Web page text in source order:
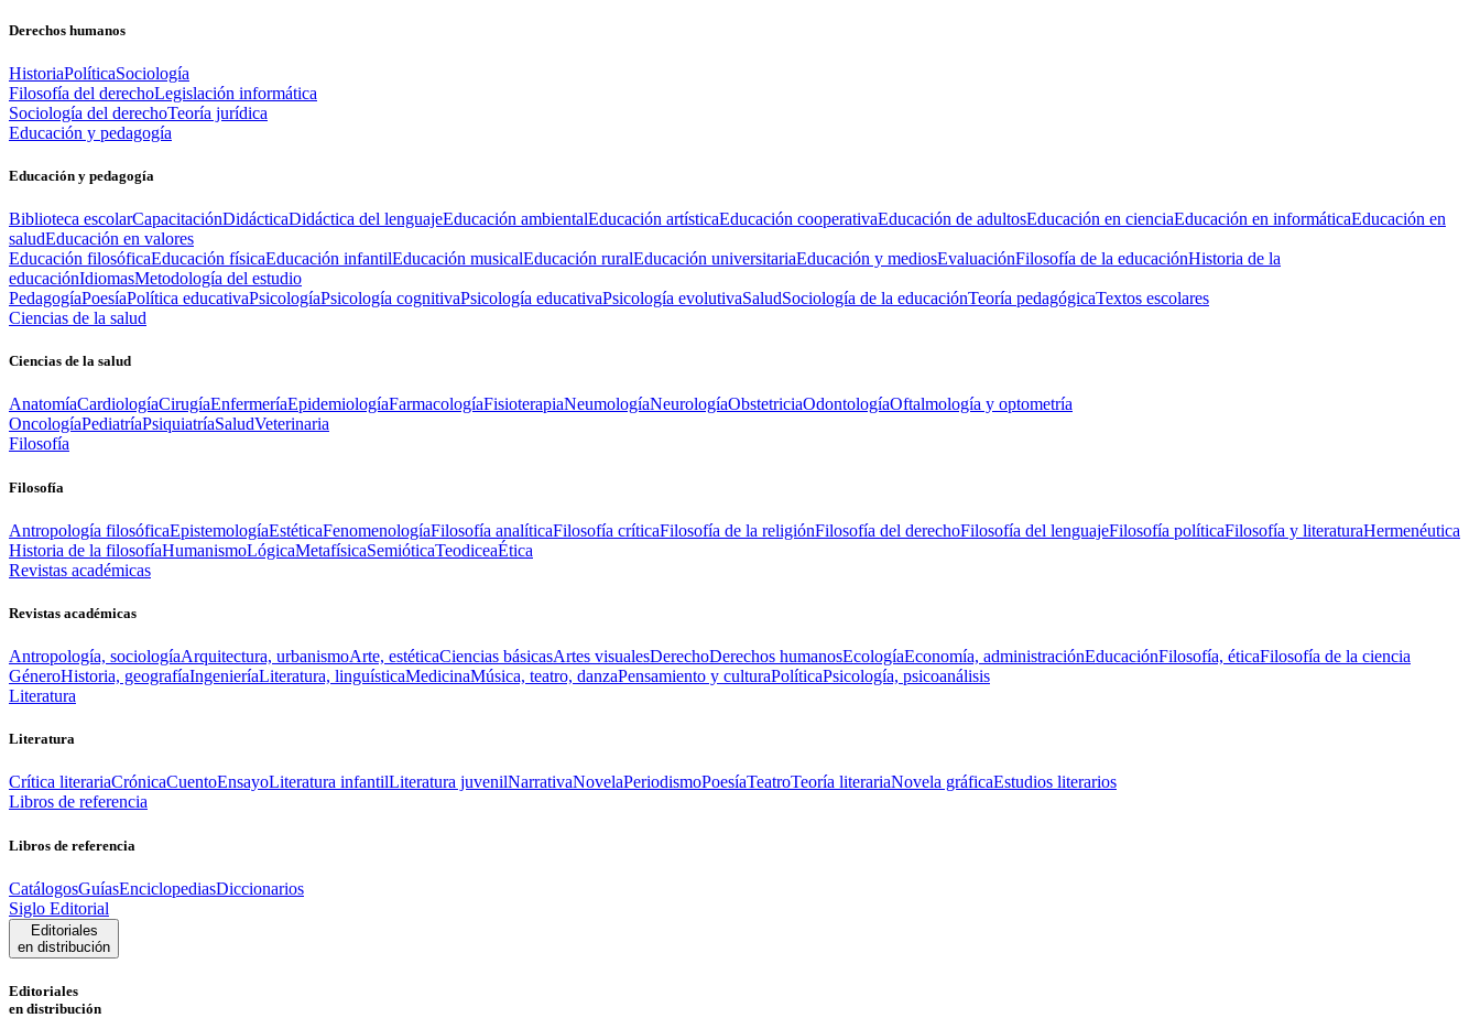
Derechos humanos
HistoriaPolíticaSociología
Filosofía del derechoLegislación informática
Sociología del derechoTeoría jurídica
Educación y pedagogía
Educación y pedagogía
Biblioteca escolarCapacitaciónDidácticaDidáctica del lenguajeEducación ambientalEducación artísticaEducación cooperativaEducación de adultosEducación en cienciaEducación en informáticaEducación en
saludEducación en valores
Educación filosóficaEducación físicaEducación infantilEducación musicalEducación ruralEducación universitariaEducación y mediosEvaluaciónFilosofía de la educaciónHistoria de la
educaciónIdiomasMetodología del estudio
PedagogíaPoesíaPolítica educativaPsicologíaPsicología cognitivaPsicología educativaPsicología evolutivaSaludSociología de la educaciónTeoría pedagógicaTextos escolares
Ciencias de la salud
Ciencias de la salud
AnatomíaCardiologíaCirugíaEnfermeríaEpidemiologíaFarmacologíaFisioterapiaNeumologíaNeurologíaObstetriciaOdontologíaOftalmología y optometría
OncologíaPediatríaPsiquiatríaSaludVeterinaria
Filosofía
Filosofía
Antropología filosóficaEpistemologíaEstéticaFenomenologíaFilosofía analíticaFilosofía críticaFilosofía de la religiónFilosofía del derechoFilosofía del lenguajeFilosofía políticaFilosofía y literaturaHermenéutica
Historia de la filosofíaHumanismoLógicaMetafísicaSemióticaTeodiceaÉtica
Revistas académicas
Revistas académicas
Antropología, sociologíaArquitectura, urbanismoArte, estéticaCiencias básicasArtes visualesDerechoDerechos humanosEcologíaEconomía, administraciónEducaciónFilosofía, éticaFilosofía de la ciencia
GéneroHistoria, geografíaIngenieríaLiteratura, linguísticaMedicinaMúsica, teatro, danzaPensamiento y culturaPolíticaPsicología, psicoanálisis
Literatura
Literatura
Crítica literariaCrónicaCuentoEnsayoLiteratura infantilLiteratura juvenilNarrativaNovelaPeriodismoPoesíaTeatroTeoría literariaNovela gráficaEstudios literarios
Libros de referencia
Libros de referencia
CatálogosGuíasEnciclopediasDiccionarios
Siglo Editorial
Editoriales
en distribución
Editoriales
en distribución